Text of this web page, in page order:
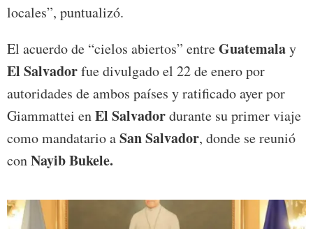
locales”, puntualizó.
El acuerdo de “cielos abiertos” entreGuatemalay
El Salvadorfue divulgado el 22 de enero por
autoridades de ambos países y ratificado ayer por
Giammattei enEl Salvadordurante su primer viaje
como mandatario aSan Salvador, donde se reunió
conNayib Bukele.